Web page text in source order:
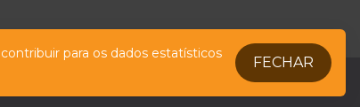
LegalFale conosco
para os dados estatísticos
FECHAR